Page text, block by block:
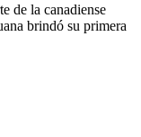
de la canadiense
brindó su primera